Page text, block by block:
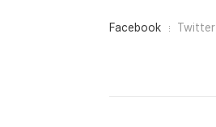
페
Facebook Twitter